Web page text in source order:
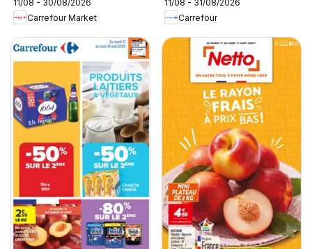
11/08 - 30/08/2026
Carrefour Market
page
11/08 - 31/08/2026
Carrefour